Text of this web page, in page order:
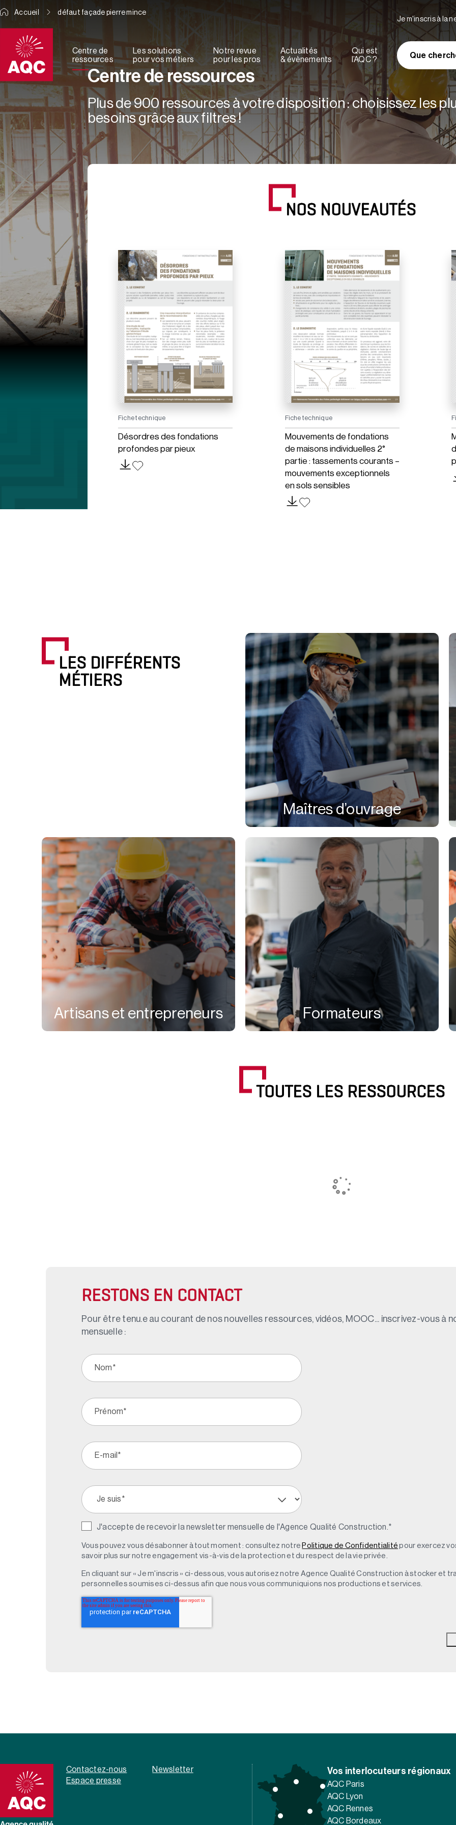
Centre de
ressources
Les solutions
pour vos métiers
Notre revue
pour les pros
Actualités
& évènements
Qui est
l’AQC ?
Je m'inscris à la
Que
Accueil défaut façade pierre mince
Centre de ressources
Plus de 900 ressources à votre disposition : choisissez les
besoins grâce aux filtres !
NOS NOUVEAUTÉS
Fiche technique
Désordres des fondations
profondes par pieux
Fiche technique
Mouvements de fondations
de maisons individuelles 2°
partie : tassements courants –
mouvements exceptionnels
en sols sensibles
LES DIFFÉRENTS
MÉTIERS
Maîtres d’ouvrage
Artisans et entrepreneurs Formateurs
TOUTES LES RESSOURCES
RESTONS EN CONTACT
Pour être tenu.e au courant de nos nouvelles ressources, vidéos, MOOC... inscrivez-vous à
mensuelle :
J'accepte de recevoir la newsletter mensuelle de l'Agence Qualité Construction.*
Vous pouvez vous désabonner à tout moment : consultez notre Politique de Confidentialité pour exercez
savoir plus sur notre engagement vis-à-vis de la protection et du respect de la vie privée.
En cliquant sur « Je m'inscris » ci-dessous, vous autorisez notre Agence Qualité Construction à stocker et
personnelles soumises ci-dessus afin que nous vous communiquions nos productions et services.
Contactez-nous
Newsletter
Espace presse
Vos interlocuteurs régionaux
AQC Paris
AQC Lyon
AQC Rennes
AQC Bordeaux